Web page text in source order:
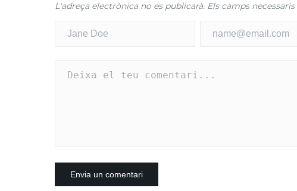
L'adreça electrònica no es publicarà. Els camps